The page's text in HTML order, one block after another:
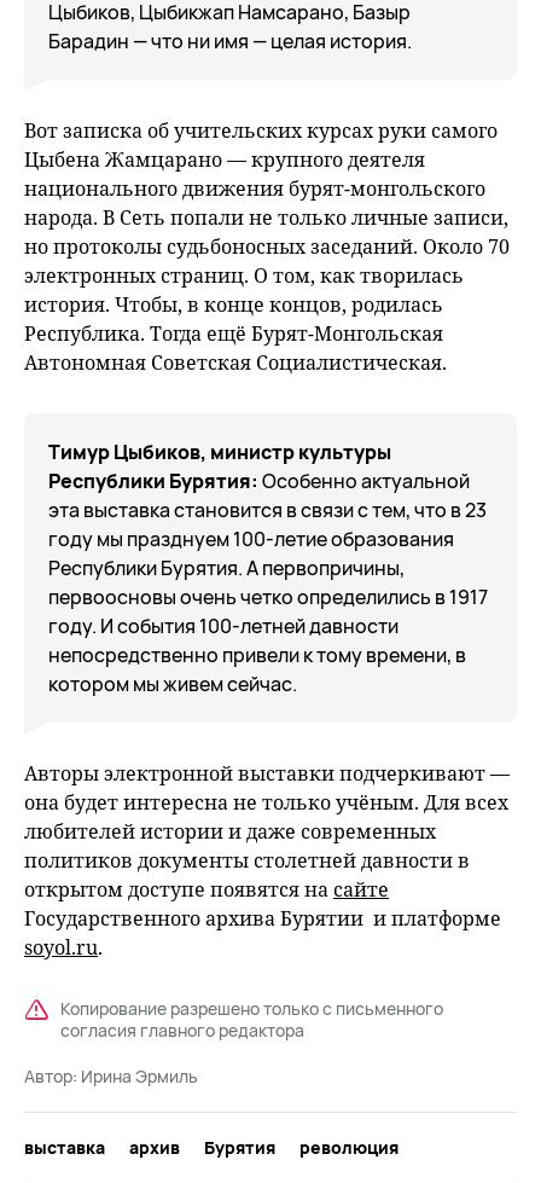
Цыбиков, Цыбикжап Намсарано, Базыр
Барадин — что ни имя — целая история.
Вот записка об учительских курсах руки самого
Цыбена Жамцарано — крупного деятеля
национального движения бурят-монгольского
народа. В Сеть попали не только личные записи,
но протоколы судьбоносных заседаний. Около 70
электронных страниц. О том, как творилась
история. Чтобы, в конце концов, родилась
Республика. Тогда ещё Бурят-Монгольская
Автономная Советская Социалистическая.
Тимур Цыбиков, министр культуры
Республики Бурятия: Особенно актуальной
эта выставка становится в связи с тем, что в 23
году мы празднуем 100-летие образования
Республики Бурятия. А первопричины,
первоосновы очень четко определились в 1917
году. И события 100-летней давности
непосредственно привели к тому времени, в
котором мы живем сейчас.
Авторы электронной выставки подчеркивают —
она будет интересна не только учёным. Для всех
любителей истории и даже современных
политиков документы столетней давности в
открытом доступе появятся насайте
Государственного архива Бурятии и платформе
soyol.ru.
Копирование разрешено только с письменного
согласия главного редактора
Автор: Ирина Эрмиль
выставка архив Бурятия революция